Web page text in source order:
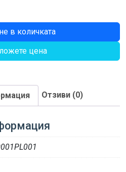
в количката
цена
Отзиви (0)